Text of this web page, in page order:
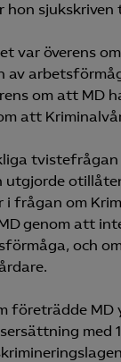
hon
var överens
av
om att MD
att
utgjorde
frågan om
genom att
och
företrädde
med